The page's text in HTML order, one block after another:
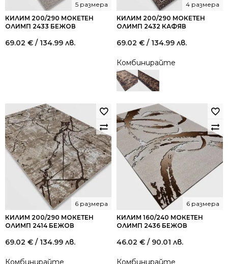
КИЛИМ 200/290 МОКЕТЕН
ОЛИМП 2433 БЕЖОВ
5 размера
69.02 € / 134.99 лв.
КИЛИМ 200/290 МОКЕТЕН
ОЛИМП 2432 КАФЯВ
4 размера
69.02 € / 134.99 лв.
Комбинирайте
КИЛИМ 200/290 МОКЕТЕН
ОЛИМП 2414 БЕЖОВ
6 размера
69.02 € / 134.99 лв.
Комбинирайте
КИЛИМ 160/240 МОКЕТЕН
ОЛИМП 2436 БЕЖОВ
6 размера
46.02 € / 90.01 лв.
Комбинирайте